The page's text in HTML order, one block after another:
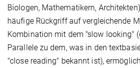
Biologen, Mathematikern,
häufige Rückgriff auf vergleichende
Kombination mit dem "slow looking"
Parallele zu dem, was in den
"close reading" bekannt ist),